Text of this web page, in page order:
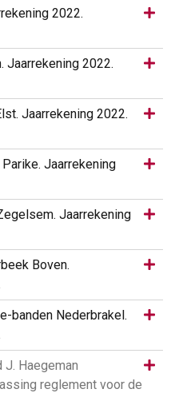
2022.
Jaarrekening 2022.
Jaarrekening 2022.
Jaarrekening
Jaarrekening
Boven.
banden Nederbrakel.
Haegeman
reglement voor de